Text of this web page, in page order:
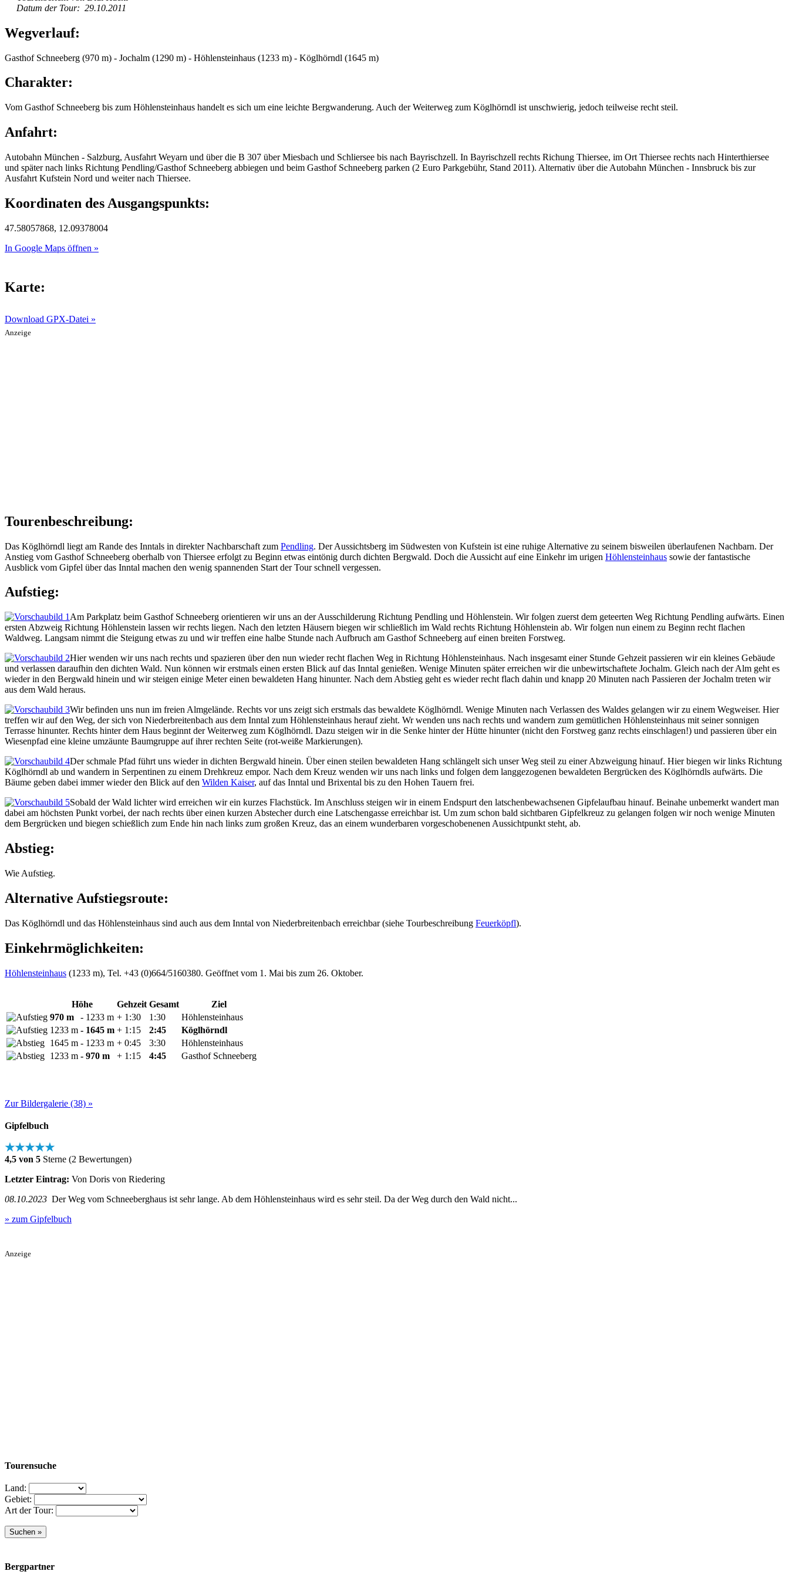
Datum der Tour: 29.10.2011
Wegverlauf:
Gasthof Schneeberg (970 m) - Jochalm (1290 m) - Höhlensteinhaus (1233 m) - Köglhörndl (1645 m)
Charakter:
Vom Gasthof Schneeberg bis zum Höhlensteinhaus handelt es sich um eine leichte Bergwanderung. Auch der Weiterweg zum Köglhörndl ist unschwierig, jedoch teilweise recht steil.
Anfahrt:
Autobahn München - Salzburg, Ausfahrt Weyarn und über die B 307 über Miesbach und Schliersee bis nach Bayrischzell. In Bayrischzell rechts Richung Thiersee, im Ort Thiersee rechts nach Hinterthiersee
und später nach links Richtung Pendling/Gasthof Schneeberg abbiegen und beim Gasthof Schneeberg parken (2 Euro Parkgebühr, Stand 2011). Alternativ über die Autobahn München - Innsbruck bis zur
Ausfahrt Kufstein Nord und weiter nach Thiersee.
Koordinaten des Ausgangspunkts:
47.58057868, 12.09378004
In Google Maps öffnen »
Karte:
Download GPX-Datei »
Anzeige
Tourenbeschreibung:
Das Köglhörndl liegt am Rande des Inntals in direkter Nachbarschaft zum Pendling. Der Aussichtsberg im Südwesten von Kufstein ist eine ruhige Alternative zu seinem bisweilen überlaufenen Nachbarn. Der
Anstieg vom Gasthof Schneeberg oberhalb von Thiersee erfolgt zu Beginn etwas eintönig durch dichten Bergwald. Doch die Aussicht auf eine Einkehr im urigen Höhlensteinhaus sowie der fantastische
Ausblick vom Gipfel über das Inntal machen den wenig spannenden Start der Tour schnell vergessen.
Aufstieg:
Am Parkplatz beim Gasthof Schneeberg orientieren wir uns an der Ausschilderung Richtung Pendling und Höhlenstein. Wir folgen zuerst dem geteerten Weg Richtung Pendling aufwärts. Einen
ersten Abzweig Richtung Höhlenstein lassen wir rechts liegen. Nach den letzten Häusern biegen wir schließlich im Wald rechts Richtung Höhlenstein ab. Wir folgen nun einem zu Beginn recht flachen
Waldweg. Langsam nimmt die Steigung etwas zu und wir treffen eine halbe Stunde nach Aufbruch am Gasthof Schneeberg auf einen breiten Forstweg.
Hier wenden wir uns nach rechts und spazieren über den nun wieder recht flachen Weg in Richtung Höhlensteinhaus. Nach insgesamt einer Stunde Gehzeit passieren wir ein kleines Gebäude
und verlassen daraufhin den dichten Wald. Nun können wir erstmals einen ersten Blick auf das Inntal genießen. Wenige Minuten später erreichen wir die unbewirtschaftete Jochalm. Gleich nach der Alm geht es
wieder in den Bergwald hinein und wir steigen einige Meter einen bewaldeten Hang hinunter. Nach dem Abstieg geht es wieder recht flach dahin und knapp 20 Minuten nach Passieren der Jochalm treten wir
aus dem Wald heraus.
Wir befinden uns nun im freien Almgelände. Rechts vor uns zeigt sich erstmals das bewaldete Köglhörndl. Wenige Minuten nach Verlassen des Waldes gelangen wir zu einem Wegweiser. Hier
treffen wir auf den Weg, der sich von Niederbreitenbach aus dem Inntal zum Höhlensteinhaus herauf zieht. Wr wenden uns nach rechts und wandern zum gemütlichen Höhlensteinhaus mit seiner sonnigen
Terrasse hinunter. Rechts hinter dem Haus beginnt der Weiterweg zum Köglhörndl. Dazu steigen wir in die Senke hinter der Hütte hinunter (nicht den Forstweg ganz rechts einschlagen!) und passieren über ein
Wiesenpfad eine kleine umzäunte Baumgruppe auf ihrer rechten Seite (rot-weiße Markierungen).
Der schmale Pfad führt uns wieder in dichten Bergwald hinein. Über einen steilen bewaldeten Hang schlängelt sich unser Weg steil zu einer Abzweigung hinauf. Hier biegen wir links Richtung
Köglhörndl ab und wandern in Serpentinen zu einem Drehkreuz empor. Nach dem Kreuz wenden wir uns nach links und folgen dem langgezogenen bewaldeten Bergrücken des Köglhörndls aufwärts. Die
Bäume geben dabei immer wieder den Blick auf den Wilden Kaiser, auf das Inntal und Brixental bis zu den Hohen Tauern frei.
Sobald der Wald lichter wird erreichen wir ein kurzes Flachstück. Im Anschluss steigen wir in einem Endspurt den latschenbewachsenen Gipfelaufbau hinauf. Beinahe unbemerkt wandert man
dabei am höchsten Punkt vorbei, der nach rechts über einen kurzen Abstecher durch eine Latschengasse erreichbar ist. Um zum schon bald sichtbaren Gipfelkreuz zu gelangen folgen wir noch wenige Minuten
dem Bergrücken und biegen schießlich zum Ende hin nach links zum großen Kreuz, das an einem wunderbaren vorgeschobenenen Aussichtpunkt steht, ab.
Abstieg:
Wie Aufstieg.
Alternative Aufstiegsroute:
Das Köglhörndl und das Höhlensteinhaus sind auch aus dem Inntal von Niederbreitenbach erreichbar (siehe Tourbeschreibung Feuerköpfl).
Einkehrmöglichkeiten:
Höhlensteinhaus (1233 m), Tel. +43 (0)664/5160380. Geöffnet vom 1. Mai bis zum 26. Oktober.
Höhe Gehzeit Gesamt
Ziel
970 m
- 1233 m + 1:30 1:30
Höhlensteinhaus
1233 m - 1645 m + 1:15 2:45
Köglhörndl
1645 m - 1233 m + 0:45 3:30
Höhlensteinhaus
1233 m - 970 m + 1:15 4:45 Gasthof Schneeberg
Zur Bildergalerie (38) »
Gipfelbuch
★★★★★
4,5 von 5 Sterne (2 Bewertungen)
Letzter Eintrag: Von Doris von Riedering
08.10.2023 Der Weg vom Schneeberghaus ist sehr lange. Ab dem Höhlensteinhaus wird es sehr steil. Da der Weg durch den Wald nicht...
» zum Gipfelbuch
Anzeige
Tourensuche
Land:
Gebiet:
Art der Tour:
Bergpartner